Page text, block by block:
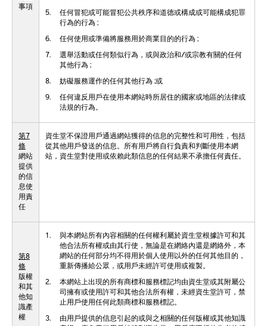
事項
5.
任何冒犯或可能冒犯公共秩序和道德或構成或可能構成犯罪
行為的行為 ;
6. 任何使用或準備將服務用於商業目的的行為 ;
7.
選舉活動或任何類似行為，或與政治和/或宗教有關的任何
其他行為 ;
8. 妨礙服務運作的任何其他行為 ;或
9.
任何違反用戶在使用本網站時所居住的國家或地區的法律或
法規的行為。
第7
條
網站
提供
的信
息使
用責
任
資生堂不保證用戶通過網站獲得的信息的完整性和可用性，包括
從其他用戶發送的信息。所有用戶將自行負責和判斷使用本網
站，資生堂對使用或依賴此類信息的任何結果不承擔任何責任。
第8
條
版權
和其
他知
識產
權
1.
與本網站所有內容相關的任何權利屬於資生堂根據許可和其
他合法所有權或由其行使，無論是在網絡內還是網絡外，本
網站的任何部分均不得用於個人使用以外的任何其他目的，
重新傳播給公眾，或用戶未經許可使用或複製。
2.
本網站上出現的所有商標和服務標記均由資生堂或其附屬公
司擁有或使用許可和其他合法所有權，未經資生堂許可，禁
止用戶使用任何此類商標和服務標記。
3.
由用戶提供的信息引起的或與之相關的任何版權或其他知識